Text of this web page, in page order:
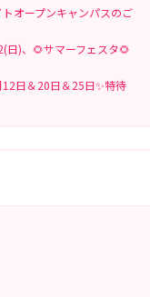
オープンキャンパスのご
日)、🌻サマーフェスタ🌻
日＆20日＆25日✨特待